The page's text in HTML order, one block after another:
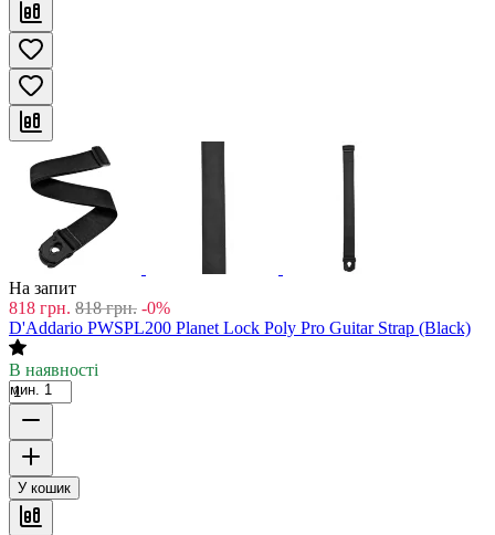
На запит
818 грн. 818 грн. -0%
D'Addario PWSPL200 Planet Lock Poly Pro Guitar Strap (Black)
В наявності
мин. 1
У кошик